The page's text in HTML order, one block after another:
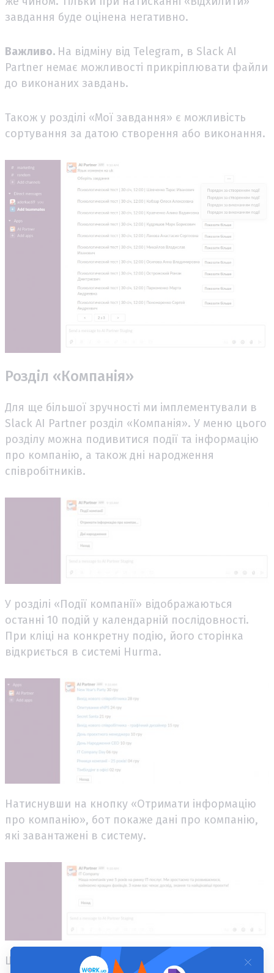
завдання буде оцінена негативно.
Важливо. На відміну від Telegram, в Slack AI
Partner немає можливості прикріплювати файли
до виконаних завдань.
Також у розділі «Мої завдання» є можливість
сортування за датою створення або виконання.
Розділ «Компанія»
Для ще більшої зручності ми імплементували в
Slack AI Partner розділ «Компанія». У меню цього
розділу можна подивитися події та інформацію
про компанію, а також дні народження
співробітників.
У розділі «Події компанії» відображаються
останні 10 подій у календарній послідовності.
При кліці на конкретну подію, його сторінка
відкриється в системі Hurma.
Натиснувши на кнопку «Отримати інформацію
про компанію», бот покаже дані про компанію,
які завантажені в систему.
Щоб дізнатися, коли у ваших колег день